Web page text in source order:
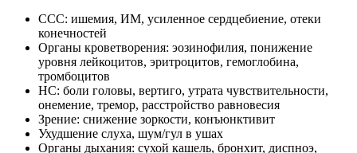
ССС: ишемия, ИМ, усиленное сердцебиение, отеки
конечностей
Органы кроветворения: эозинофилия, понижение
уровня лейкоцитов, эритроцитов, гемоглобина,
тромбоцитов
НС: боли головы, вертиго, утрата чувствительности,
онемение, тремор, расстройство равновесия
Зрение: снижение зоркости, конъюнктивит
Ухудшение слуха, шум/гул в ушах
Органы дыхания: сухой кашель, бронхит, диспноэ,